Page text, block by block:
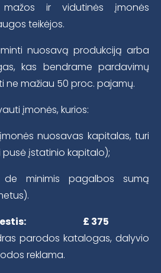
ir vidutinės įmonės
teikėjos.
nuosavą produkciją arba
kas bendrame pardavimų
ne mažiau 50 proc. pajamų.
įmonės, kurios:
nuosavas kapitalas, turi
pusė įstatinio kapitalo);
minimis pagalbos sumą
£ 375
parodos katalogas, dalyvio
reklama.